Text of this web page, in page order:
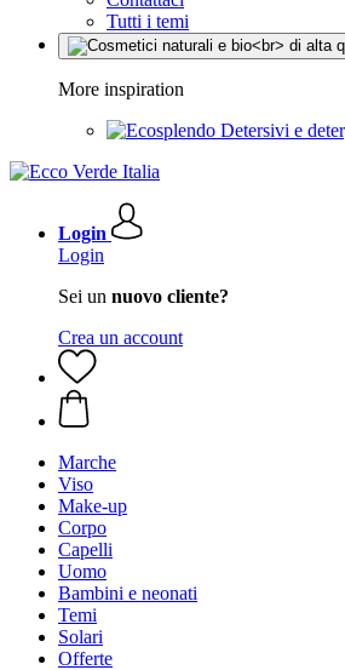
Tutti i temi
More inspiration
Detersivi e
Login
Login
Sei un nuovo cliente?
Crea un account
Marche
Viso
Make-up
Corpo
Capelli
Uomo
Bambini e neonati
Temi
Solari
Offerte